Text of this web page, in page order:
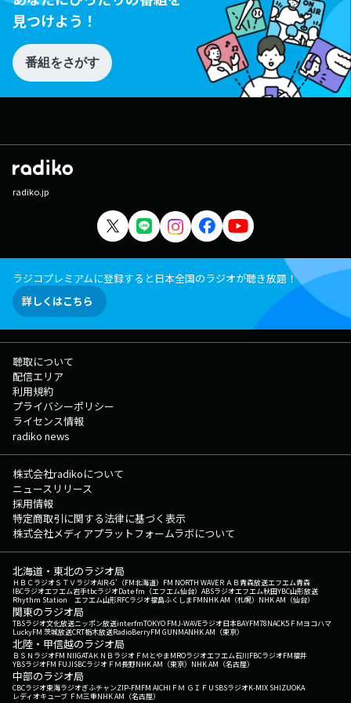
見つけよう！
番組をさがす
radiko.jp
ラジコプレミアムに登録すると日本全国のラジオが聴き放題！
詳しくはこちら
聴取について
配信エリア
利用規約
プライバシーポリシー
ライセンス情報
radiko news
株式会社radikoについて
ニュースリリース
採用情報
特定商取引に関する法律に基づく表示
株式会社メディアプラットフォームラボについて
北海道・東北のラジオ局
ＨＢＣラジオＳＴＶラジオAIR-G'（FM北海道） FM NORTH WAVEＲＡＢ青森放送エフエム青森
IBCラジオエフエム岩手tbcラジオDate fm（エフエム仙台） ABSラジオエフエム秋田YBC山形放送
Rhythm Station エフエム山形RFCラジオ福島ふくしまFMNHK AM（札幌） NHK AM（仙台）
関東のラジオ局
TBSラジオ文化放送ニッポン放送interfmTOKYO FMJ-WAVEラジオ日本BAYFM78NACK5 ＦＭヨコハマ
LuckyFM 茨城放送CRT栃木放送RadioBerryFM GUNMANHK AM（東京）
北陸・甲信越のラジオ局
ＢＳＮラジオFM NIIGATAＫＮＢラジオ ＦＭとやまMROラジオエフエム石川FBCラジオFM福井
YBSラジオFM FUJISBCラジオ ＦＭ長野NHK AM（東京） NHK AM（名古屋）
中部のラジオ局
CBCラジオ東海ラジオぎふチャンZIP-FMFM AICHI ＦＭ ＧＩＦＵ SBSラジオK-MIX SHIZUOKA
レディオキューブ ＦＭ三重NHK AM（名古屋）